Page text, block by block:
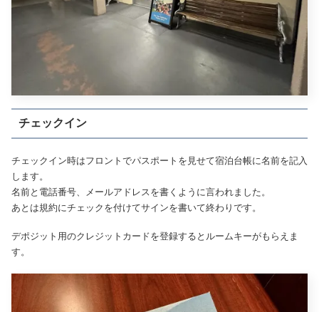
チェックイン
チェックイン時はフロントでパスポートを見せて宿泊台帳に名前を記入
します。
名前と電話番号、メールアドレスを書くように言われました。
あとは規約にチェックを付けてサインを書いて終わりです。
デポジット用のクレジットカードを登録するとルームキーがもらえま
す。